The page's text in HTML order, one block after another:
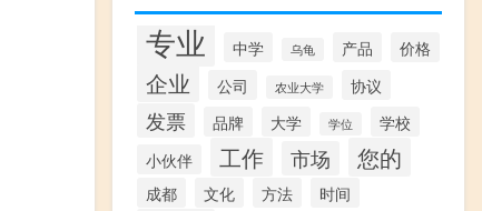
专业 中学 乌龟 产品 价格
企业 公司 农业大学 协议
发票 品牌 大学 学位
学校
小伙伴
工作 市场 您的
成都 文化 方法 时间